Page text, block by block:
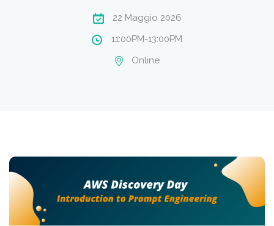
22 Maggio 2026
11:00PM-13:00PM
Online